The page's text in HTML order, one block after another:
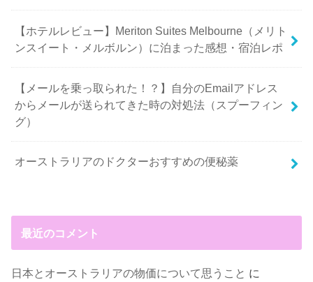
【ホテルレビュー】Meriton Suites Melbourne（メリト
ンスイート・メルボルン）に泊まった感想・宿泊レポ
【メールを乗っ取られた！？】自分のEmailアドレス
からメールが送られてきた時の対処法（スプーフィン
グ）
オーストラリアのドクターおすすめの便秘薬
最近のコメント
日本とオーストラリアの物価について思うこと に